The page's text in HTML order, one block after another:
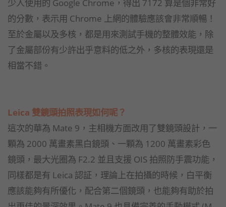
少人使用的 Google Chrome，得出 7172 算是個非常好
的分數，表示用 Chrome 上網的體驗應該會非常順暢！
至於金屬以及多核，都是用來測試手機的整體效能，除
了金屬部份有少許出乎意料的低之外，多核的表現還是
相當不錯。
Leica 雙鏡頭拍照表現如何呢？
這次的華為 Mate 9，主相機方面改用了雙鏡頭設計，一
顆為 2000 萬畫素黑白鏡頭、一顆為 1200 萬畫素彩色
鏡頭，最大光圈為 F2.2 並且支援 OIS 拍照防手震功能，
同樣都是有 Leica 認証，理論上在拍攝的時候，白平衡
應該能夠有所優化，配合第二個鏡頭，也能夠有助於拍